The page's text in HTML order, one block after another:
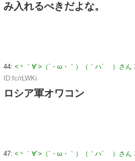
み入れるべきだよな。
44: <丶｀∀´>（´・ω・｀）（｀ハ´ ）さん
ID:fc/rLWKi
ロシア軍オワコン
47: <丶｀∀´>（´・ω・｀）（｀ハ´ ）さん